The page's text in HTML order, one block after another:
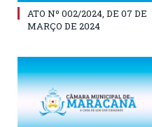
ATO Nº 002/2024, DE 07 DE
MARÇO DE 2024